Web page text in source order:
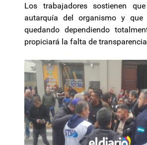
Los trabajadores sostienen
autarquía del organismo y que
quedando dependiendo
propiciará la falta de transparencia